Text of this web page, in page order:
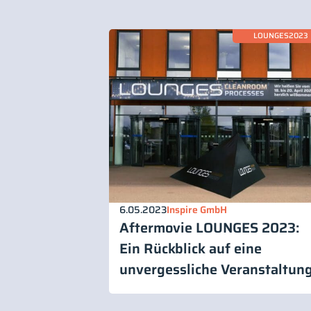
LOUNGES2023
6.05.2023Inspire GmbH
Aftermovie LOUNGES 2023:
Ein Rückblick auf eine
unvergessliche